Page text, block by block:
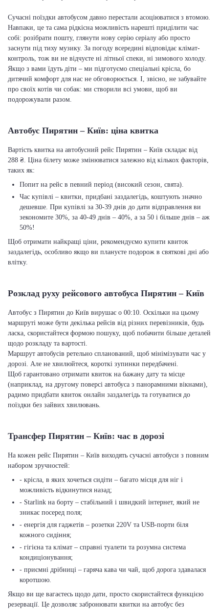
Сучасні поїздки автобусом давно перестали асоціюватися з втомою.
Навпаки, це та сама рідкісна можливість нарешті приділити час
собі: розібрати пошту, глянути нову серію серіалу або просто
заснути під тиху музику. За погоду всередині відповідає клімат-
контроль, тож ви не відчуєте ні літньої спеки, ні зимового холоду.
Якщо з вами їдуть діти – ми підготуємо спеціальні крісла, бо
дитячий комфорт для нас не обговорюється. І, звісно, не забувайте
про своїх котів чи собак: ми створили всі умови, щоб ви
подорожували разом.
Автобус Пирятин – Київ: ціна квитка
Вартість квитка на автобусний рейс Пирятин – Київ складає від
288 ₴. Ціна білету може змінюватися залежно від кількох факторів,
таких як:
Попит на рейс в певний період (високий сезон, свята).
Час купівлі – квитки, придбані заздалегідь, коштують значно
дешевше. При купівлі за 30-39 днів до дати відправлення ви
зекономите 30%, за 40-49 днів – 40%, а за 50 і більше днів – аж
50%!
Щоб отримати найкращі ціни, рекомендуємо купити квиток
заздалегідь, особливо якщо ви плануєте подорож в святкові дні або
влітку.
Розклад руху рейсового автобуса Пирятин – Київ
Автобус з Пирятин до Київ вирушає о 00:10. Оскільки на цьому
маршруті може бути декілька рейсів від різних перевізників, будь
ласка, скористайтеся формою пошуку, щоб побачити більше деталей
щодо розкладу та вартості.
Маршрут автобусів ретельно спланований, щоб мінімізувати час у
дорозі. Але не хвилюйтеся, короткі зупинки передбачені.
Щоб гарантовано отримати квиток на бажану дату та місце
(наприклад, на другому поверсі автобуса з панорамними вікнами),
радимо придбати квиток онлайн заздалегідь та готуватися до
поїздки без зайвих хвилювань.
Трансфер Пирятин – Київ: час в дорозі
На кожен рейс Пирятин – Київ виходять сучасні автобуси з повним
набором зручностей:
- крісла, в яких хочеться сидіти – багато місця для ніг і
можливість відкинутися назад;
- Starlink на борту – стабільний і швидкий інтернет, який не
зникає посеред поля;
- енергія для гаджетів – розетки 220V та USB-порти біля
кожного сидіння;
- гігієна та клімат – справні туалети та розумна система
кондиціонування;
- приємні дрібниці – гаряча кава чи чай, щоб дорога здавалася
коротшою.
Якщо ви ще вагаєтесь щодо дати, просто скористайтеся функцією
резервації. Це дозволяє забронювати квитки на автобус без